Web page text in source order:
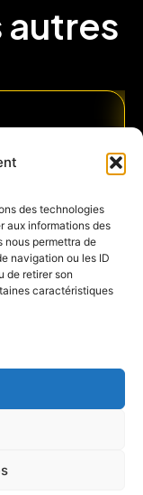
des technologies
aux informations des
nous permettra de
navigation ou les ID
de retirer son
caractéristiques
autres